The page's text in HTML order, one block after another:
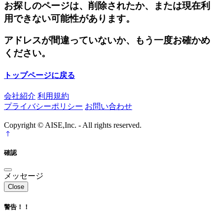
お探しのページは、削除されたか、または現在利
用できない可能性があります。
アドレスが間違っていないか、もう一度お確かめ
ください。
トップページに戻る
会社紹介 利用規約
プライバシーポリシー お問い合わせ
Copyright © AISE,Inc. - All rights reserved.
確認
メッセージ
Close
警告！！